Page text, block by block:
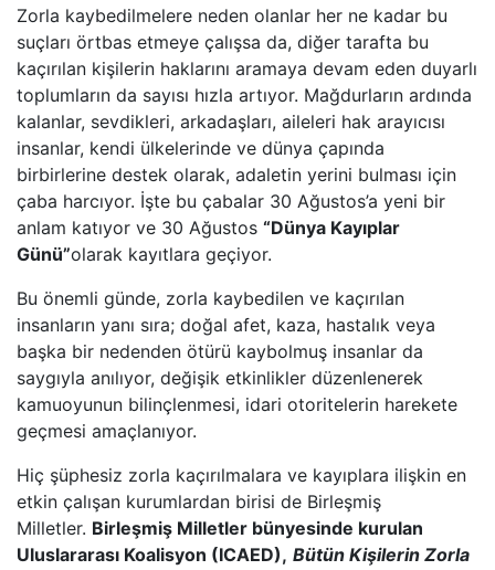
Zorla kaybedilmelere neden olanlar her ne kadar bu
suçları örtbas etmeye çalışsa da, diğer tarafta bu
kaçırılan kişilerin haklarını aramaya devam eden duyarlı
toplumların da sayısı hızla artıyor. Mağdurların ardında
kalanlar, sevdikleri, arkadaşları, aileleri hak arayıcısı
insanlar, kendi ülkelerinde ve dünya çapında
birbirlerine destek olarak, adaletin yerini bulması için
çaba harcıyor. İşte bu çabalar 30 Ağustos’a yeni bir
anlam katıyor ve 30 Ağustos “Dünya Kayıplar
Günü”olarak kayıtlara geçiyor.
Bu önemli günde, zorla kaybedilen ve kaçırılan
insanların yanı sıra; doğal afet, kaza, hastalık veya
başka bir nedenden ötürü kaybolmuş insanlar da
saygıyla anılıyor, değişik etkinlikler düzenlenerek
kamuoyunun bilinçlenmesi, idari otoritelerin harekete
geçmesi amaçlanıyor.
Hiç şüphesiz zorla kaçırılmalara ve kayıplara ilişkin en
etkin çalışan kurumlardan birisi de Birleşmiş
Milletler. Birleşmiş Milletler bünyesinde kurulan
Uluslararası Koalisyon (ICAED), Bütün Kişilerin Zorla